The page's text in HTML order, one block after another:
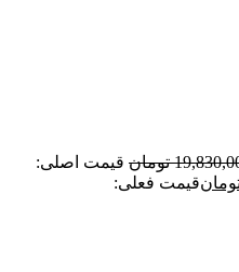
تومان قیمت اصلی:
قیمت فعلی: